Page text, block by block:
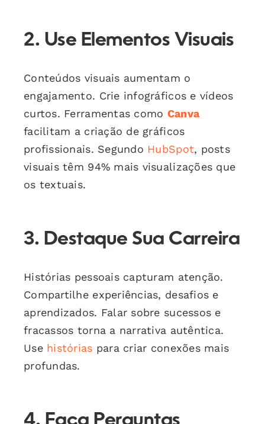
2. Use Elementos Visuais
Conteúdos visuais aumentam o
engajamento. Crie infográficos e vídeos
curtos. Ferramentas como Canva
facilitam a criação de gráficos
profissionais. Segundo HubSpot, posts
visuais têm 94% mais visualizações que
os textuais.
3. Destaque Sua Carreira
Histórias pessoais capturam atenção.
Compartilhe experiências, desafios e
aprendizados. Falar sobre sucessos e
fracassos torna a narrativa autêntica.
Use histórias para criar conexões mais
profundas.